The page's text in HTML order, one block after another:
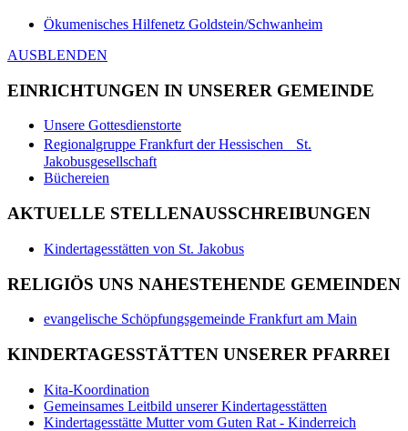
Ökumenisches Hilfenetz Goldstein/Schwanheim
AUSBLENDEN
EINRICHTUNGEN IN UNSERER GEMEINDE
Unsere Gottesdienstorte
Regionalgruppe Frankfurt der Hessischen St.
Jakobusgesellschaft
Büchereien
AKTUELLE STELLENAUSSCHREIBUNGEN
Kindertagesstätten von St. Jakobus
RELIGIÖS UNS NAHESTEHENDE GEMEINDEN
evangelische Schöpfungsgemeinde Frankfurt am Main
KINDERTAGESSTÄTTEN UNSERER PFARREI
Kita-Koordination
Gemeinsames Leitbild unserer Kindertagesstätten
Kindertagesstätte Mutter vom Guten Rat - Kinderreich